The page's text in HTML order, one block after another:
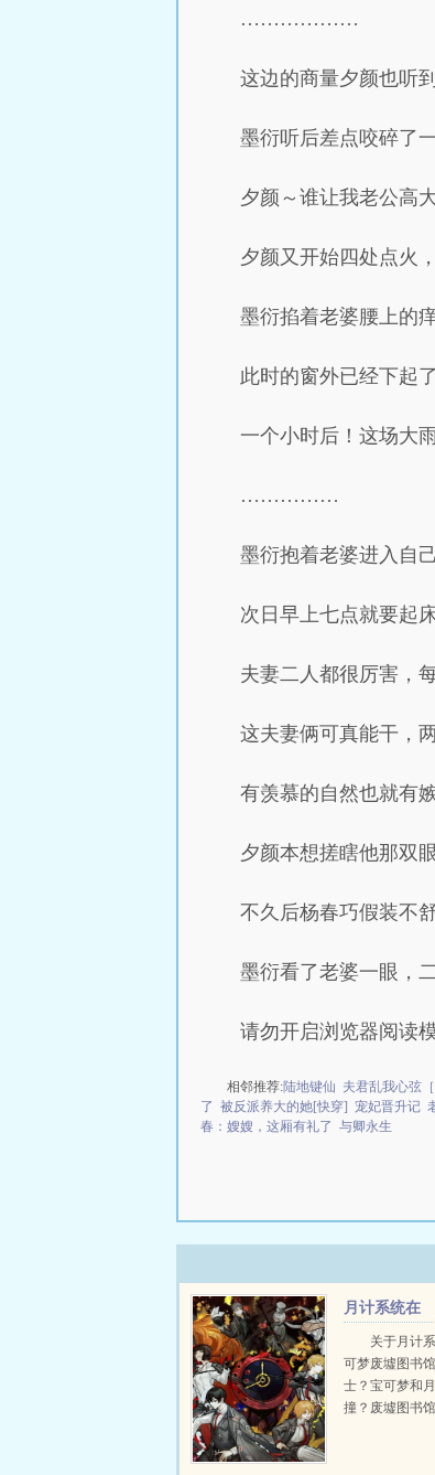
………………
这边的商量夕颜也听
墨衍听后差点咬碎了
夕颜～谁让我老公高
夕颜又开始四处点
墨衍掐着老婆腰上的
此时的窗外已经下
一个小时后！这场
……………
墨衍抱着老婆进入自
次日早上七点就要起
夫妻二人都很厉害，
这夫妻俩可真能干，
有羡慕的自然也就有
夕颜本想搓瞎他那双
不久后杨春巧假装不
墨衍看了老婆一眼，
请勿开启浏览器阅读
相邻推荐:陆地键仙 夫君乱我心弦［
了 被反派养大的她[快穿] 宠妃晋升记
春：嫂嫂，这厢有礼了 与卿永生
月计系统在
宝可梦关于月计
可梦废墟图书
士？宝可梦和
撞？废墟图书